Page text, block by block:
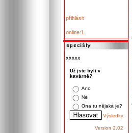
přihlásit
online:1
xxxxx
Už jste byli v
kavárně?
Ano
Ne
Ona tu nějaká je?
Výsledky
Version 2.02